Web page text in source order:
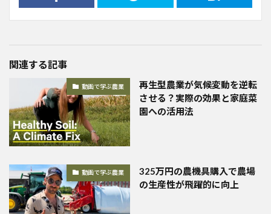
関連する記事
動画で学ぶ農業
再生型農業が気候変動を逆転
させる？実際の効果と家庭菜
園への活用法
動画で学ぶ農業
325万円の農機具購入で農場
の生産性が飛躍的に向上